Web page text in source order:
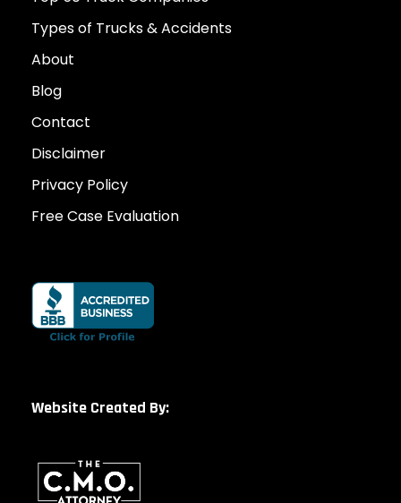
Types of Trucks & Accidents
About
Blog
Contact
Disclaimer
Privacy Policy
Free Case Evaluation
Website Created By: